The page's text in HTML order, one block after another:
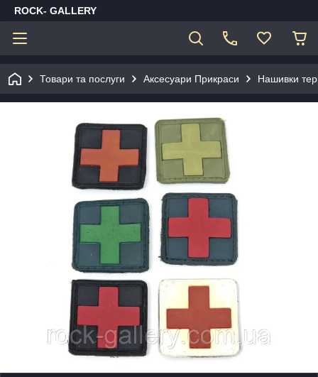
ROCK- GALLERY
Товари та послуги Аксесуари Прикраси Нашивки